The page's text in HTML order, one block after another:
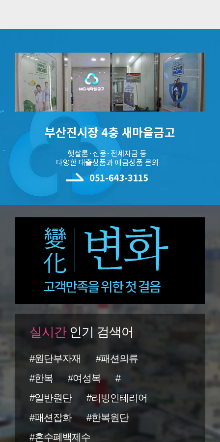
실시간인기 검색어
#원단부자재
#패션의류
#한복
#여성복
#
#일반원단
#리빙인테리어
#패션잡화
#한복원단
#혼수폐백제수